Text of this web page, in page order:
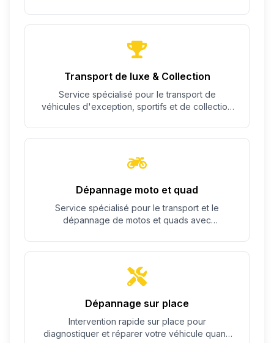
Transport de luxe & Collection
Service spécialisé pour le transport de
véhicules d'exception, sportifs et de collection
Dépannage moto et quad
Service spécialisé pour le transport et le
dépannage de motos et quads avec
Dépannage sur place
Intervention rapide sur place pour
diagnostiquer et réparer votre véhicule quand